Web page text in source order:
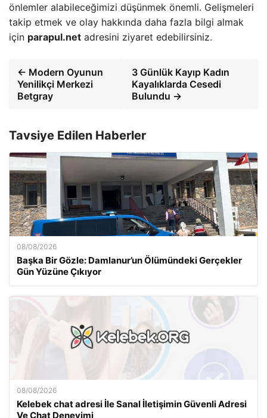
önlemler alabileceğimizi düşünmek önemli. Gelişmeleri
takip etmek ve olay hakkında daha fazla bilgi almak
için parapul.net adresini ziyaret edebilirsiniz.
← Modern Oyunun
Yenilikçi Merkezi
Betgray
3 Günlük Kayıp Kadın
Kayalıklarda Cesedi
Bulundu →
Tavsiye Edilen Haberler
08/08/2026
Başka Bir Gözle: Damlanur’un Ölümündeki Gerçekler
Gün Yüzüne Çıkıyor
08/08/2026
Kelebek chat adresi İle Sanal İletişimin Güvenli Adresi
Ve Chat Deneyimi